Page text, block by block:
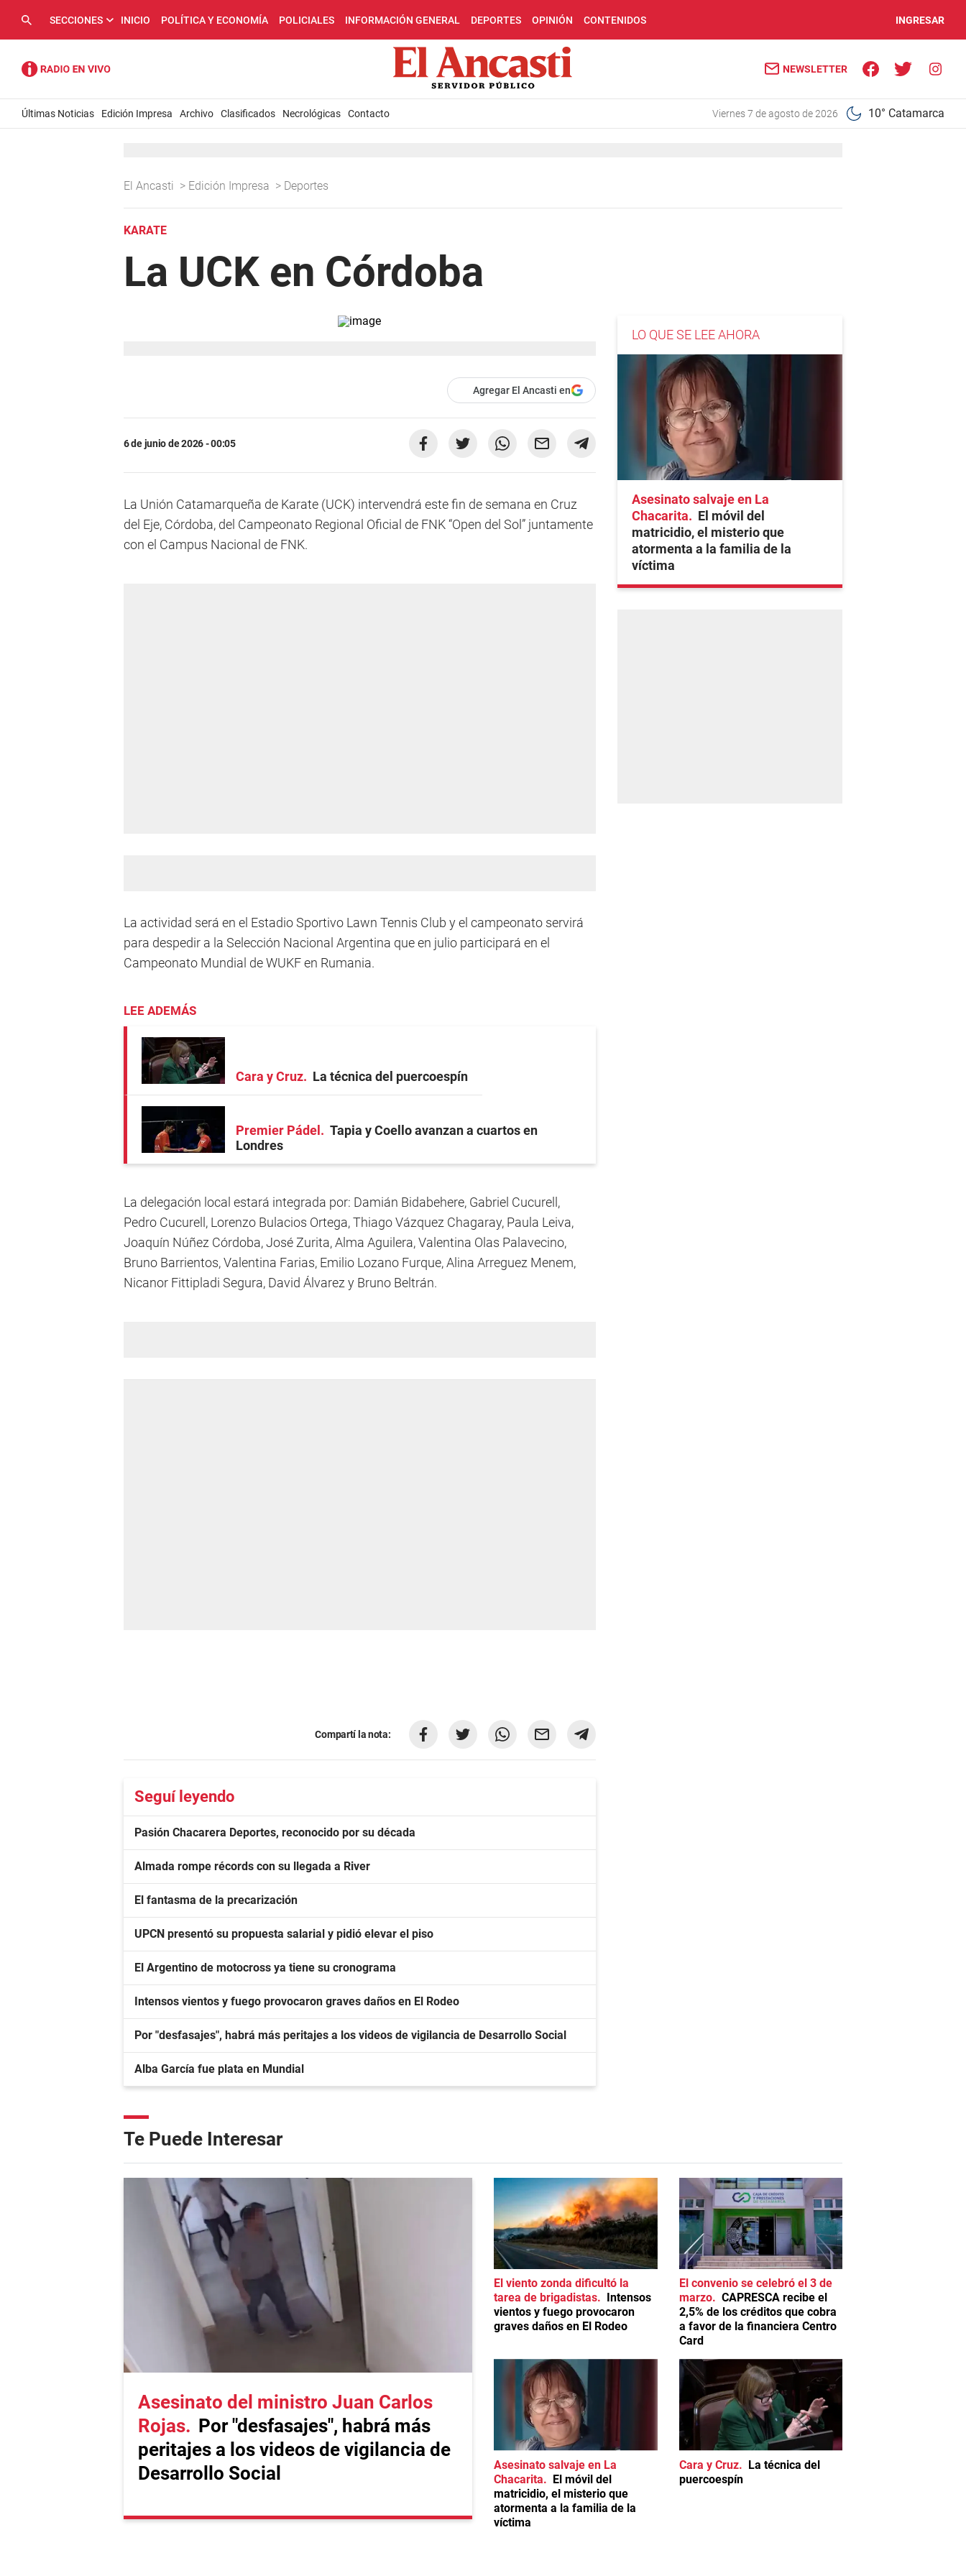
SECCIONES INICIO POLÍTICA Y ECONOMÍA POLICIALES INFORMACIÓN GENERAL DEPORTES OPINIÓN CONTENIDOS INGRESAR
NEWSLETTER
Últimas Noticias Edición Impresa Archivo Clasificados Necrológicas Contacto viernes 7 de agosto de 2026 10° Catamarca
El Ancasti > Edición Impresa > Deportes
KARATE
La UCK en Córdoba
Agregar El Ancasti en
6 de junio de 2026 - 00:05
La Unión Catamarqueña de Karate (UCK) intervendrá este fin de semana en Cruz
del Eje, Córdoba, del Campeonato Regional Oficial de FNK “Open del Sol” juntamente
con el Campus Nacional de FNK.
La actividad será en el Estadio Sportivo Lawn Tennis Club y el campeonato servirá
para despedir a la Selección Nacional Argentina que en julio participará en el
Campeonato Mundial de WUKF en Rumania.
LEE ADEMÁS
Cara y Cruz La técnica del puercoespín
Premier Pádel
Tapia y Coello avanzan a cuartos en
Londres
La delegación local estará integrada por: Damián Bidabehere, Gabriel Cucurell,
Pedro Cucurell, Lorenzo Bulacios Ortega, Thiago Vázquez Chagaray, Paula Leiva,
Joaquín Núñez Córdoba, José Zurita, Alma Aguilera, Valentina Olas Palavecino,
Bruno Barrientos, Valentina Farias, Emilio Lozano Furque, Alina Arreguez Menem,
Nicanor Fittipladi Segura, David Álvarez y Bruno Beltrán.
Compartí la nota:
Seguí leyendo
Pasión Chacarera Deportes, reconocido por su década
Almada rompe récords con su llegada a River
El fantasma de la precarización
UPCN presentó su propuesta salarial y pidió elevar el piso
El Argentino de motocross ya tiene su cronograma
Intensos vientos y fuego provocaron graves daños en El Rodeo
Por "desfasajes", habrá más peritajes a los videos de vigilancia de Desarrollo Social
Alba García fue plata en Mundial
LO QUE SE LEE AHORA
Asesinato salvaje en La
Chacarita
El móvil del
matricidio, el misterio que
atormenta a la familia de la
víctima
Te Puede Interesar
Asesinato del ministro Juan Carlos
Rojas
Por "desfasajes", habrá más
peritajes a los videos de vigilancia de
Desarrollo Social
El viento zonda dificultó la
tarea de brigadistas
Intensos
vientos y fuego provocaron
graves daños en El Rodeo
El convenio se celebró el 3 de
marzo
CAPRESCA recibe el
2,5% de los créditos que cobra
a favor de la financiera Centro
Card
Asesinato salvaje en La
Chacarita
El móvil del
matricidio, el misterio que
atormenta a la familia de la
víctima
Cara y Cruz
La técnica del
puercoespín